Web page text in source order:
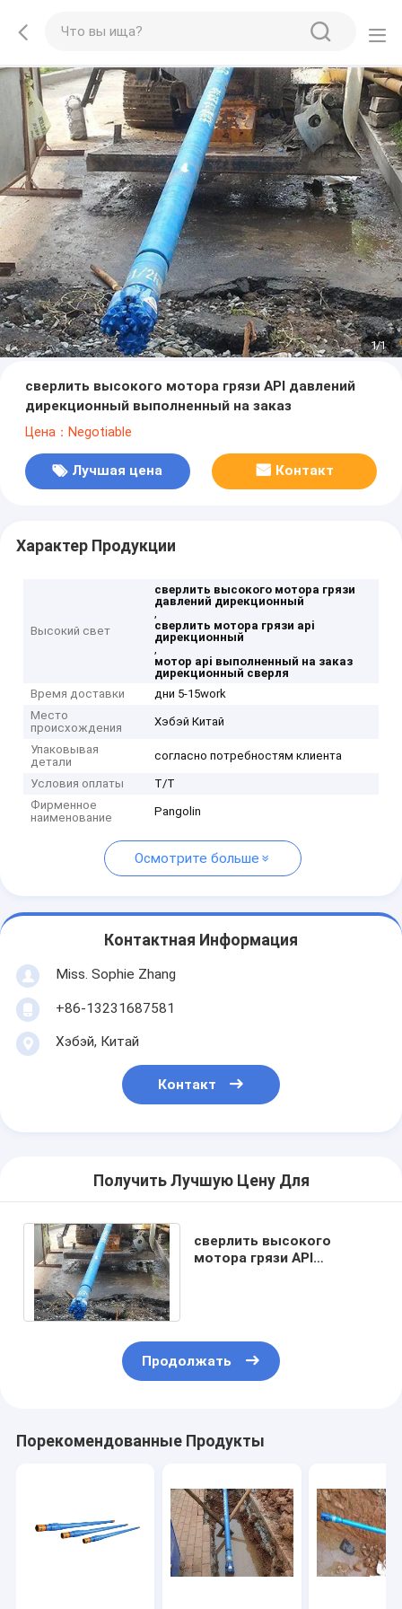
1/1
сверлить высокого мотора грязи API давлений
дирекционный выполненный на заказ
Цена：Negotiable
Лучшая цена Контакт
Характер Продукции
Высокий свет
сверлить высокого мотора грязи
давлений дирекционный
,
сверлить мотора грязи api
дирекционный
,
мотор api выполненный на заказ
дирекционный сверля
Время доставки
дни 5-15work
Место
происхождения
Хэбэй Китай
Упаковывая
детали
согласно потребностям клиента
Условия оплаты
T/T
Фирменное
наименование
Pangolin
Осмотрите больше
Контактная Информация
Miss. Sophie Zhang
+86-13231687581
Хэбэй, Китай
Контакт
Получить Лучшую Цену Для
сверлить высокого
мотора грязи API
Продолжать
Порекомендованные Продукты